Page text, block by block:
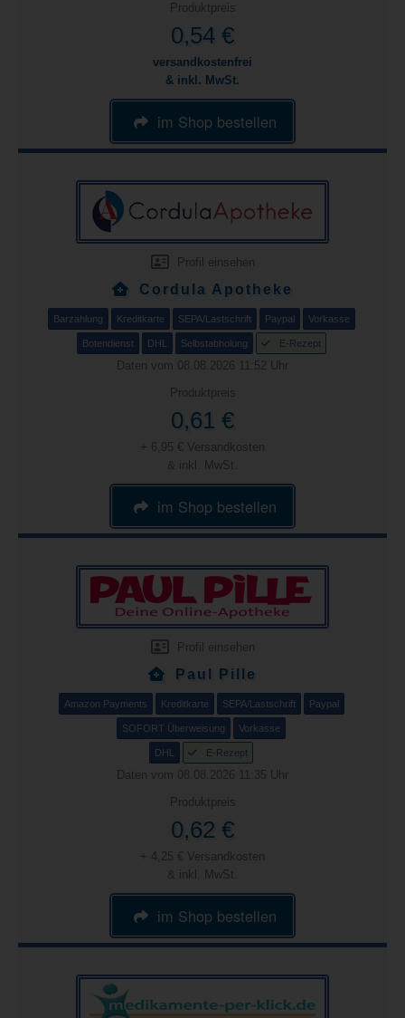
Produktpreis
0,54 €
versandkostenfrei
& inkl. MwSt.
im Shop bestellen
Profil einsehen
Cordula Apotheke
Barzahlung Kreditkarte SEPA/Lastschrift Paypal Vorkasse
Botendienst DHL Selbstabholung E-Rezept
Daten vom 08.08.2026 11:52 Uhr
Produktpreis
0,61 €
+ 6,95 € Versandkosten
& inkl. MwSt.
im Shop bestellen
Profil einsehen
Paul Pille
Amazon Payments Kreditkarte SEPA/Lastschrift Paypal
SOFORT Überweisung Vorkasse
DHL E-Rezept
Daten vom 08.08.2026 11:35 Uhr
Produktpreis
0,62 €
+ 4,25 € Versandkosten
& inkl. MwSt.
im Shop bestellen